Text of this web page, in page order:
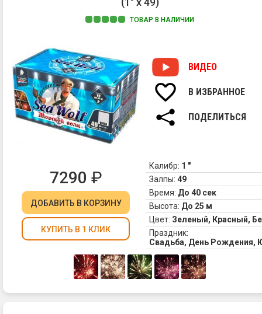
ТОВАР В НАЛИЧИИ
ВИДЕО
В ИЗБРАННОЕ
ПОДЕЛИТЬСЯ
7290 ₽
ДОБАВИТЬ В КОРЗИНУ
КУПИТЬ В 1 КЛИК
Калибр: 1 "
Залпы: 49
Время: До 40 сек
Высота: До 25 м
Цвет: Зеленый, Красный,
Праздник:
Свадьба, День Рождения,